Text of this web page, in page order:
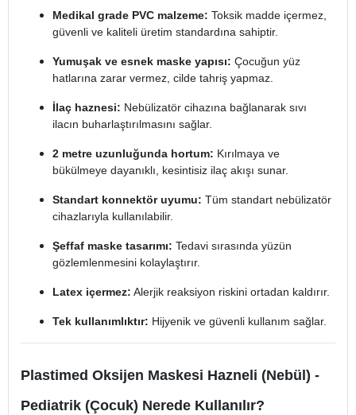
Medikal grade PVC malzeme: Toksik madde içermez,
güvenli ve kaliteli üretim standardına sahiptir.
Yumuşak ve esnek maske yapısı: Çocuğun yüz
hatlarına zarar vermez, cilde tahriş yapmaz.
İlaç haznesi: Nebülizatör cihazına bağlanarak sıvı
ilacın buharlaştırılmasını sağlar.
2 metre uzunluğunda hortum: Kırılmaya ve
bükülmeye dayanıklı, kesintisiz ilaç akışı sunar.
Standart konnektör uyumu: Tüm standart nebülizatör
cihazlarıyla kullanılabilir.
Şeffaf maske tasarımı: Tedavi sırasında yüzün
gözlemlenmesini kolaylaştırır.
Latex içermez: Alerjik reaksiyon riskini ortadan kaldırır.
Tek kullanımlıktır: Hijyenik ve güvenli kullanım sağlar.
Plastimed Oksijen Maskesi Hazneli (Nebül) -
Pediatrik (Çocuk) Nerede Kullanılır?